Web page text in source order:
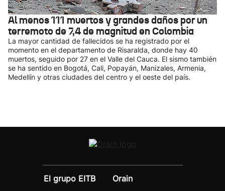
Al menos 111 muertos y grandes daños por un
terremoto de 7,4 de magnitud en Colombia
La mayor cantidad de fallecidos se ha registrado por el
momento en el departamento de Risaralda, donde hay 40
muertos, seguido por 27 en el Valle del Cauca. El sismo también
se ha sentido en Bogotá, Cali, Popayán, Manizales, Armenia,
Medellín y otras ciudades del centro y el oeste del país.
El grupo EITB
Orain